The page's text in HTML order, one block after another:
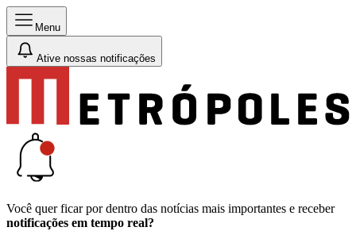
Menu
Ative nossas notificações
Você quer ficar por dentro das notícias mais importantes e receber
notificações em tempo real?